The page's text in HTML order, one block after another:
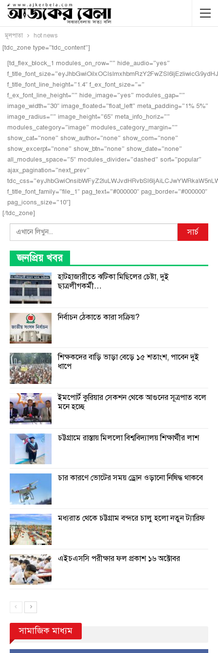
মূলপাতা hot news
[tdc_zone type=”tdc_content”]
[td_flex_block_1 modules_on_row=”” hide_audio=”yes”
f_title_font_line_height=”1.4″ f_ex_font_size=”=”
f_ex_font_line_height=”” hide_image=”yes” modules_gap=””
image_width=”30″ image_floated=”float_left” meta_padding=”1% 5%”
image_radius=”” image_height=”65″ meta_info_horiz=””
modules_category=”image” modules_category_margin=””
show_cat=”none” show_author=”none” show_com=”none”
show_excerpt=”none” show_btn=”none” show_date=”none”
all_modules_space=”5″ modules_divider=”dashed” sort=”popular”
ajax_pagination=”next_prev”
f_title_font_family=”file_1″ pag_text=”#000000″ pag_border=”#000000″
pag_icons_size=”10″]
[/tdc_zone]
Search
সার্চ
জনপ্রিয় খবর
হাটহাজারীতে ঝটিকা মিছিলের চেষ্টা, দুই
ছাত্রলীগকর্মী…
নির্বাচন ঠেকাতে কারা সক্রিয়?
শিক্ষকদের বাড়ি ভাড়া বেড়ে ১৫ শতাংশ, পাবেন দুই
ধাপে
ইমপোর্ট কুরিয়ার সেকশন থেকে আগুনের সূত্রপাত বলে
মনে হচ্ছে
চট্টগ্রামে রাস্তায় মিললো বিশ্ববিদ্যালয় শিক্ষার্থীর লাশ
চার কারণে ভোটের সময় ড্রোন ওড়ানো নিষিদ্ধ থাকবে
মধ্যরাত থেকে চট্টগ্রাম বন্দরে চালু হলো নতুন ট্যারিফ
এইচএসসি পরীক্ষার ফল প্রকাশ ১৬ অক্টোবর
সামাজিক মাধ্যম